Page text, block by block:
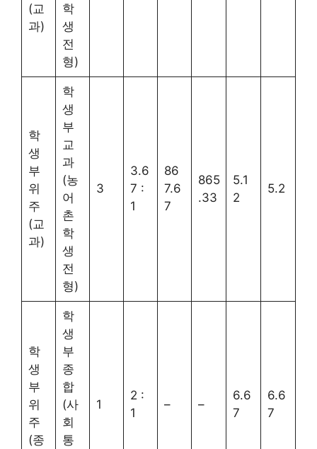
(교
과)
학
생
전
형)
학
생
부
위
주
(교
과)
학
생
부
교
과
(농
어
촌
학
생
전
형)
3
3.6
7 :
1
86
7.6
7
865
.33
5.1
2
5.2
학
생
부
위
주
(종
학
생
부
종
합
(사
회
통
1
2 :
1
– –
6.6
7
6.6
7